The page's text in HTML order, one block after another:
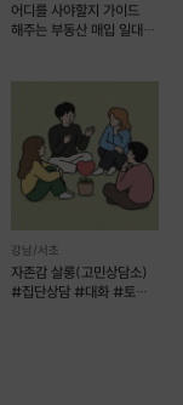
문의주세요.^^ 현재 온
한 목표를 가진 분들
어디를 사야할지 가이드
해주는 부동산 매입 일대일
강남/서초
자존감 살롱(고민상담소)
#집단상담 #대화 #토크